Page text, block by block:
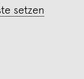
setzen